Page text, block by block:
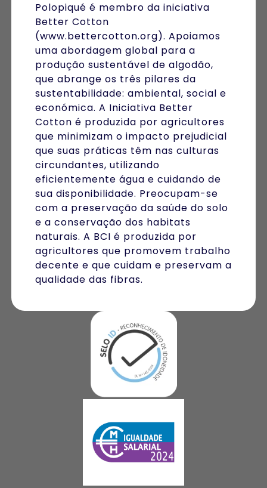
Polopiqué é membro da iniciativa
Better Cotton
(www.bettercotton.org). Apoiamos
uma abordagem global para a
produção sustentável de algodão,
que abrange os três pilares da
sustentabilidade: ambiental, social e
económica. A Iniciativa Better
Cotton é produzida por agricultores
que minimizam o impacto prejudicial
que suas práticas têm nas culturas
circundantes, utilizando
eficientemente água e cuidando de
sua disponibilidade. Preocupam-se
com a preservação da saúde do solo
e a conservação dos habitats
naturais. A BCI é produzida por
agricultores que promovem trabalho
decente e que cuidam e preservam a
qualidade das fibras.